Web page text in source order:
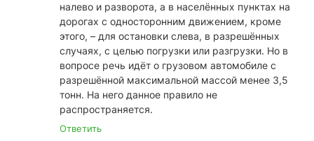
налево и разворота, а в населённых пунктах на
дорогах с односторонним движением, кроме
этого, – для остановки слева, в разрешённых
случаях, с целью погрузки или разгрузки. Но в
вопросе речь идёт о грузовом автомобиле с
разрешённой максимальной массой менее 3,5
тонн. На него данное правило не
распространяется.
Ответить